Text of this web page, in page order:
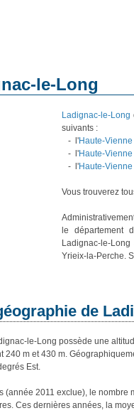
le-Long
Ladignac-le-Long
suivants :
- l'Haute-
- l'Haute-Vienne
- l'Haute-
Vous trouverez
le département
Ladignac-le-
Yrieix-la-Perche.
de
le-Long possède une
240 m et 430 m.
Est.
(année 2011 exclue), le
Ces dernières années, la